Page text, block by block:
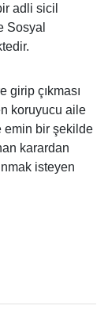
adli sicil
Sosyal
girip çıkması
koruyucu aile
emin bir şekilde
karardan
isteyen